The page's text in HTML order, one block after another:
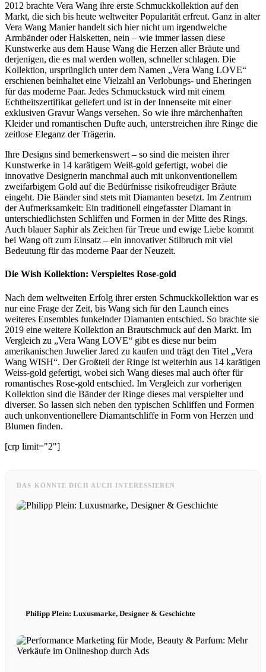
2012 brachte Vera Wang ihre erste Schmuckkollektion auf den
Markt, die sich bis heute weltweiter Popularität erfreut. Ganz in alter
Vera Wang Manier handelt sich hier nicht um irgendwelche
Armbänder oder Halsketten, nein – wie immer lassen diese
Kunstwerke aus dem Hause Wang die Herzen aller Bräute und
derjenigen, die es mal werden wollen, schneller schlagen. Die
Kollektion, ursprünglich unter dem Namen „Vera Wang LOVE“
erschienen beinhaltet eine Vielzahl an Verlobungs- und Eheringen
für das moderne Paar. Jedes Schmuckstuck wird mit einem
Echtheitszertifikat geliefert und ist in der Innenseite mit einer
exklusiven Gravur Wangs versehen. So wie ihre märchenhaften
Kleider und romantischen Dufte auch, unterstreichen ihre Ringe die
zeitlose Eleganz der Trägerin.
Ihre Designs sind bemerkenswert – so sind die meisten ihrer
Kunstwerke in 14 karätigem Weiß-gold gefertigt, wobei die
innovative Designerin manchmal auch mit unkonventionellem
zweifarbigem Gold auf die Bedürfnisse risikofreudiger Bräute
eingeht. Die Bänder sind stets mit Diamanten besetzt. Im Zentrum
der Aufmerksamkeit: Ein traditionell eingefasster Diamant in
unterschiedlichsten Schliffen und Formen in der Mitte des Rings.
Auch blauer Saphir als Zeichen für Treue und ewige Liebe kommt
bei Wang oft zum Einsatz – ein innovativer Stilbruch mit viel
Bedeutung für das moderne Paar der Neuzeit.
Die Wish Kollektion: Verspieltes Rose-gold
Nach dem weltweiten Erfolg ihrer ersten Schmuckkollektion war es
nur eine Frage der Zeit, bis Wang sich für den Launch eines
weiteres Ensembles funkelnder Diamanten entschied. So brachte sie
2019 eine weitere Kollektion an Brautschmuck auf den Markt. Im
Vergleich zu „Vera Wang LOVE“ gibt es diese nur beim
amerikanischen Juwelier Jared zu kaufen und trägt den Titel „Vera
Wang WISH“. Der Großteil der Ringe ist weiterhin aus 14 karätigen
Weiss-gold gefertigt, wobei sich Wang dieses mal auch öfter für
romantisches Rose-gold entschied. Im Vergleich zur vorherigen
Kollektion sind die Bänder der Ringe dieses mal verspielter und
diverser. So lassen sich neben den typischen Schliffen und Formen
auch unkonventionellere Diamantschliffe in Form von Herzen und
Blumen finden.
[crp limit="2"]
DAS KÖNNTE DICH AUCH INTERESSIEREN
Philipp Plein: Luxusmarke, Designer & Geschichte